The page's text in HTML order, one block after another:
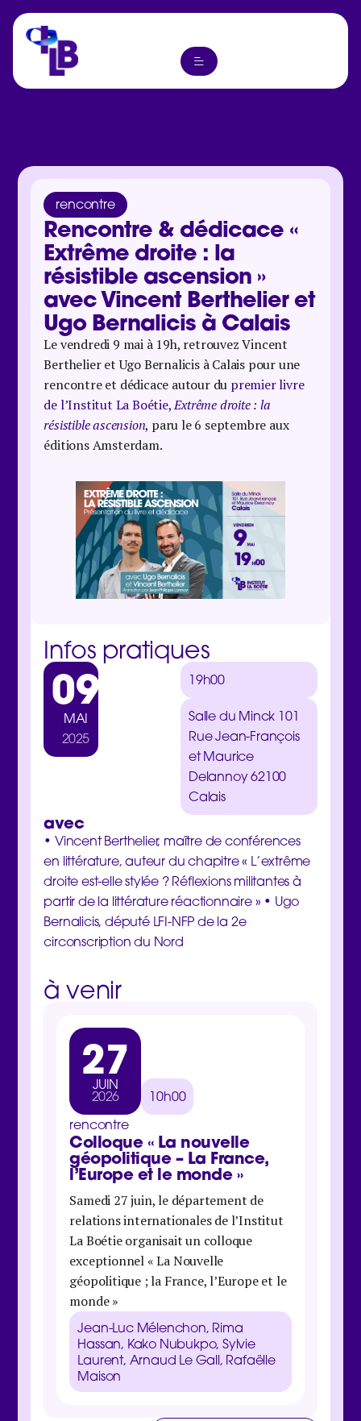
rencontre
Rencontre & dédicace «
Extrême droite : la
résistible ascension »
avec Vincent Berthelier et
Ugo Bernalicis à Calais
Le vendredi 9 mai à 19h, retrouvez Vincent
Berthelier et Ugo Bernalicis à Calais pour une
rencontre et dédicace autour du premier livre
de l’Institut La Boétie,Extrême droite : la
résistible ascension, paru le 6 septembre aux
éditions Amsterdam.
Infos pratiques
09
MAI
2025
19h00
Salle du Minck 101
Rue Jean-François
et Maurice
Delannoy 62100
Calais
avec
• Vincent Berthelier, maître de conférences
en littérature, auteur du chapitre « L’extrême
droite est-elle stylée ? Réflexions militantes à
partir de la littérature réactionnaire » • Ugo
Bernalicis, député LFI-NFP de la 2e
circonscription du Nord
à venir
27
JUIN
2026
10h00
rencontre
Colloque « La nouvelle
géopolitique – La France,
l’Europe et le monde »
Samedi 27 juin, le département de
relations internationales de l’Institut
La Boétie organisait un colloque
exceptionnel « La Nouvelle
géopolitique ; la France, l’Europe et le
monde »
Jean-Luc Mélenchon, Rima
Hassan, Kako Nubukpo, Sylvie
Laurent, Arnaud Le Gall, Rafaëlle
Maison